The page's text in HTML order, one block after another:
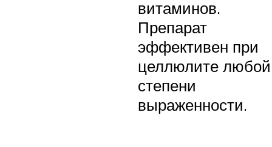
витаминов.
Препарат
эффективен при
целлюлите любой
степени
выраженности.